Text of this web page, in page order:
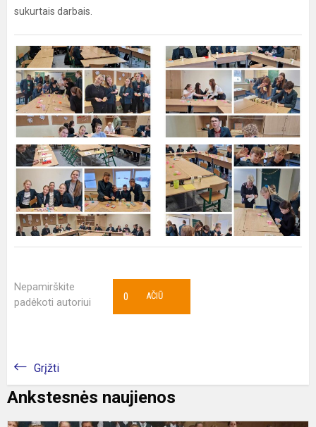
sukurtais darbais.
Nepamirškite
padėkoti autoriui
AČIŪ
0
Grįžti
Ankstesnės naujienos